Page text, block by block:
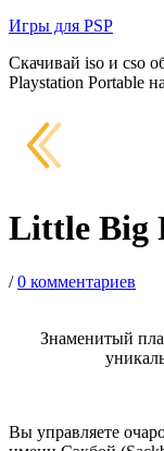
Игры для PSP
Скачивай iso и cso
Playstation Portable
Little Big
/0 комментариев
Знаменитый
Вы управляете